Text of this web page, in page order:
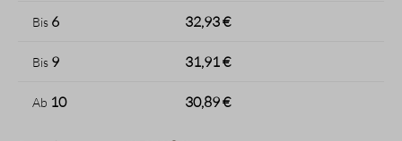
Bis 6 32,93 €
Bis 9 31,91 €
Ab 10 30,89 €